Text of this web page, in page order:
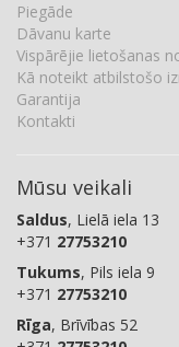
Piegāde
Dāvanu karte
Vispārējie lietošanas
Kā noteikt atbilstošo
Garantija
Kontakti
Mūsu veikali
Saldus, Lielā iela 13
+371 27753210
Tukums, Pils iela 9
+371 27753210
Rīga, Brīvības 52